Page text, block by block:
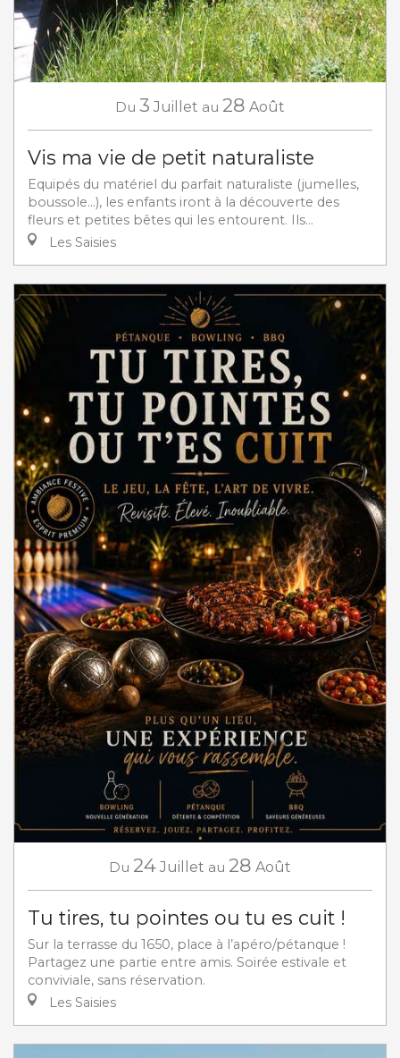
Du 3 Juillet au 28 Août
Vis ma vie de petit naturaliste
Equipés du matériel du parfait naturaliste (jumelles,
boussole…), les enfants iront à la découverte des
fleurs et petites bêtes qui les entourent. Ils...
Les Saisies
Du 24 Juillet au 28 Août
Tu tires, tu pointes ou tu es cuit !
Sur la terrasse du 1650, place à l’apéro/pétanque !
Partagez une partie entre amis. Soirée estivale et
conviviale, sans réservation.
Les Saisies